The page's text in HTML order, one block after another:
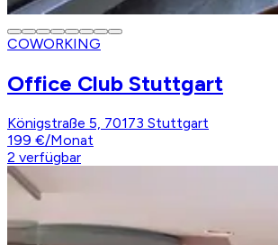
COWORKING
Office Club Stuttgart
Königstraße 5, 70173 Stuttgart
199 €/Monat
2 verfügbar